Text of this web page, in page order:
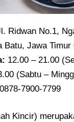
Ridwan No.1,
Batu, Jawa Timur
12.00 – 21.00
(Sabtu –
0878-7900-7799
Kincir)